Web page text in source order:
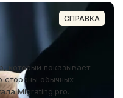
который показывает
стороны обычных
Migrating.pro.
СПРАВКА